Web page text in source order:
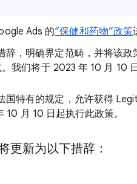
Ads 的“保健和药物”政策
辞，明确界定范畴，并将该
我们将于 2023 年 10 月 10
国特有的规定，允许获得
月 10 日起执行此政策。
更新为以下措辞：